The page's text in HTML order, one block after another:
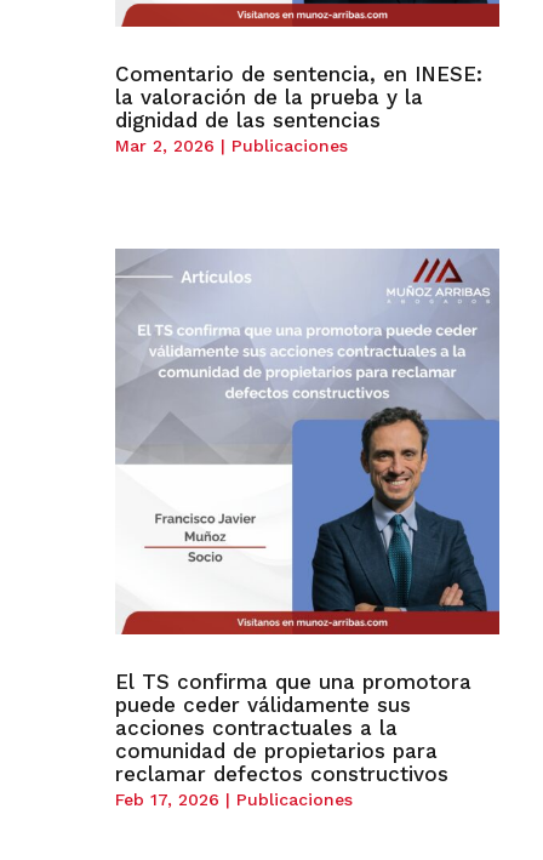
Comentario de sentencia, en INESE:
la valoración de la prueba y la
dignidad de las sentencias
Mar 2, 2026 | Publicaciones
El TS confirma que una promotora
puede ceder válidamente sus
acciones contractuales a la
comunidad de propietarios para
reclamar defectos constructivos
Feb 17, 2026 | Publicaciones